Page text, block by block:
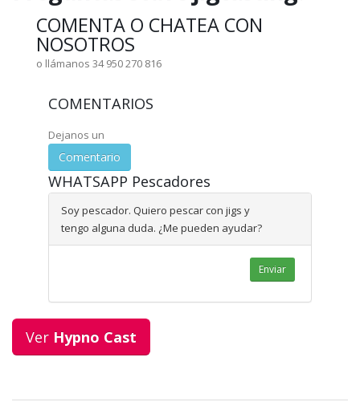
COMENTA O CHATEA CON
NOSOTROS
o llámanos 34 950 270 816
COMENTARIOS
Dejanos un
Comentario
WHATSAPP Pescadores
Soy pescador. Quiero pescar con jigs y
tengo alguna duda. ¿Me pueden ayudar?
Enviar
Ver Hypno Cast